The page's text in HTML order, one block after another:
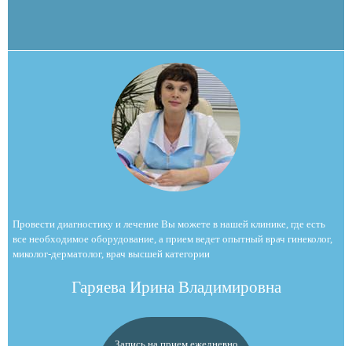
Провести диагностику и лечение Вы можете в нашей клинике, где есть
все необходимое оборудование, а прием ведет опытный врач гинеколог,
миколог-дерматолог, врач высшей категории
Гаряева Ирина Владимировна